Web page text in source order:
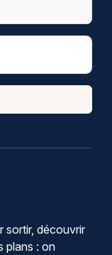
sortir, découvrir
plans : on